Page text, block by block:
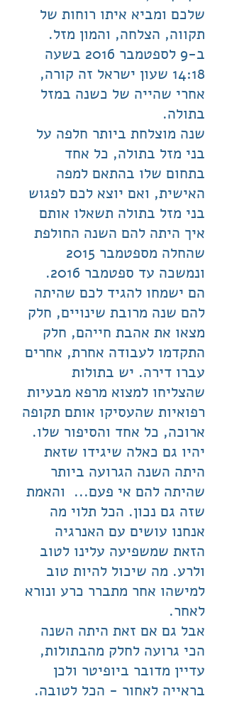
שלכם ומביא איתו רוחות של
תקווה, הצלחה, והמון מזל.
ב-9 לספטמבר 2016 בשעה
14:18 שעון ישראל זה קורה,
אחרי שהייה של כשנה במזל
בתולה.
שנה מוצלחת ביותר חלפה על
בני מזל בתולה, כל אחד
בתחום שלו בהתאם למפה
האישית, ואם יוצא לכם לפגוש
בני מזל בתולה תשאלו אותם
איך היתה להם השנה החולפת
שהחלה מספטמבר 2015
ונמשכה עד ספטמבר 2016.
הם ישמחו להגיד לכם שהיתה
להם שנה מרובת שינויים, חלק
מצאו את אהבת חייהם, חלק
התקדמו לעבודה אחרת, אחרים
עברו דירה. יש בתולות
שהצליחו למצוא מרפא מבעיות
רפואיות שהעסיקו אותם תקופה
ארוכה, כל אחד והסיפור שלו.
יהיו גם כאלה שיגידו שזאת
היתה השנה הגרועה ביותר
שהיתה להם אי פעם... והאמת
שזה גם נכון. הכל תלוי מה
אנחנו עושים עם האנרגיה
הזאת שמשפיעה עלינו לטוב
ולרע. מה שיכול להיות טוב
למישהו אחר מתברר כרע ונורא
לאחר.
אבל גם אם זאת היתה השנה
הכי גרועה לחלק מהבתולות,
עדיין מדובר ביופיטר ולכן
בראייה לאחור - הכל לטובה.